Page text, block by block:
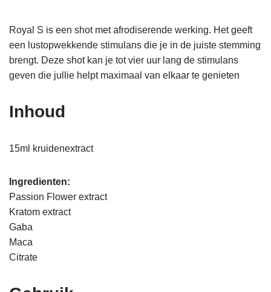
Royal S is een shot met afrodiserende werking. Het geeft
een lustopwekkende stimulans die je in de juiste stemming
brengt. Deze shot kan je tot vier uur lang de stimulans
geven die jullie helpt maximaal van elkaar te genieten
Inhoud
15ml kruidenextract
Ingredienten:
Passion Flower extract
Kratom extract
Gaba
Maca
Citrate